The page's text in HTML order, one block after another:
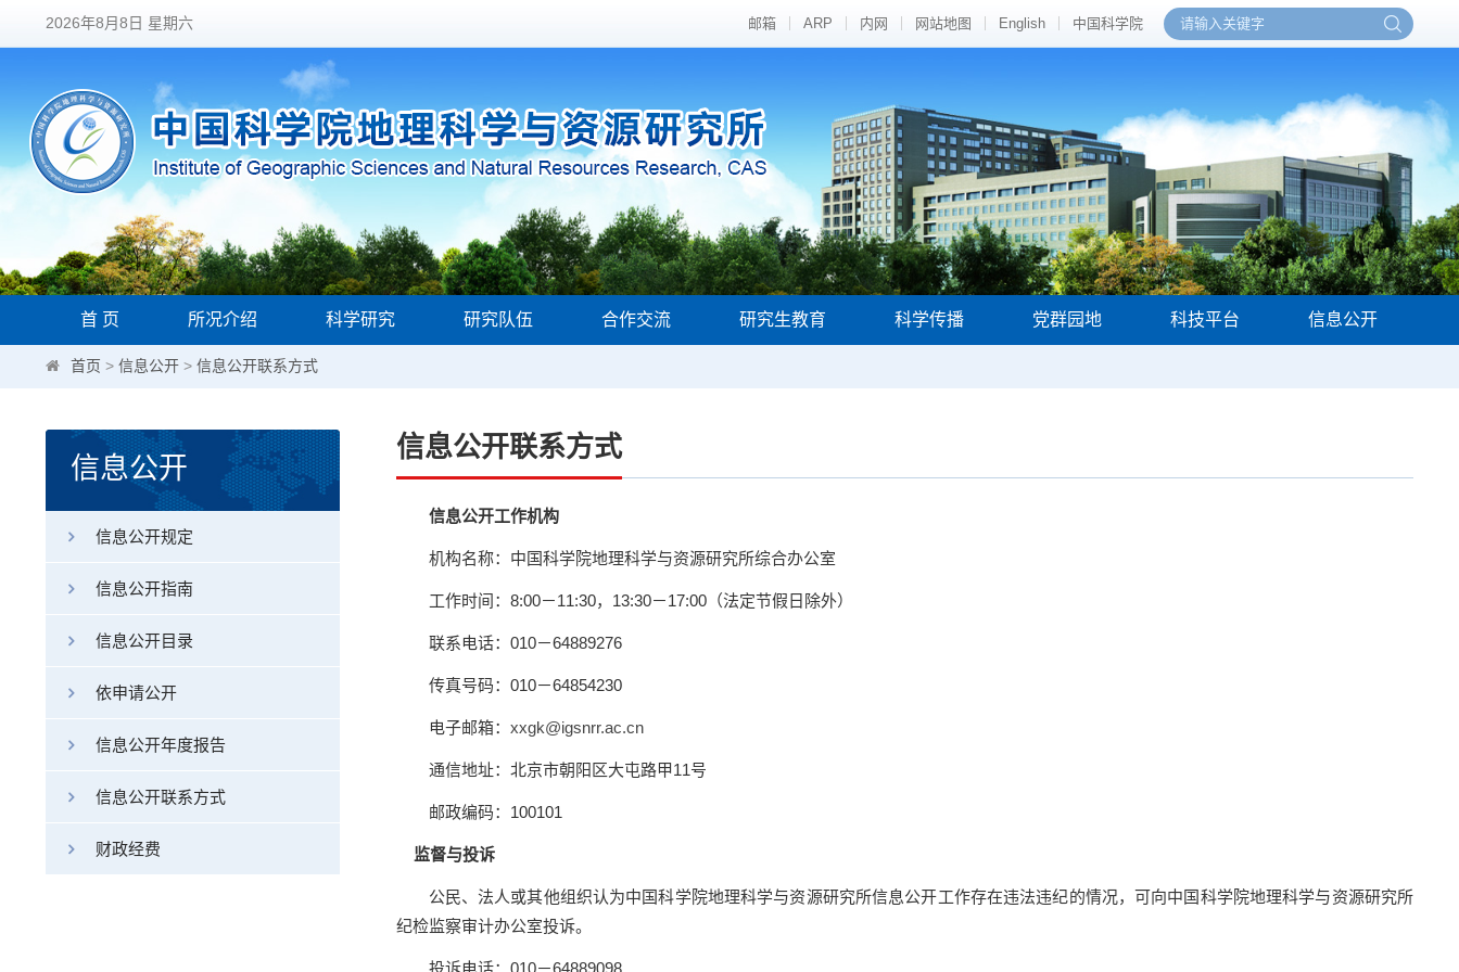
2026年8月8日 星期六 邮箱 ARP 内网 网站地图 English 中国科学院
首 页 所况介绍 科学研究 研究队伍 合作交流 研究生教育 科学传播 党群园地 科技平台 信息公开
首页 > 信息公开 > 信息公开联系方式
信息公开
信息公开规定
信息公开指南
信息公开目录
依申请公开
信息公开年度报告
信息公开联系方式
财政经费
信息公开联系方式
信息公开工作机构
机构名称：中国科学院地理科学与资源研究所综合办公室
工作时间： 8:00－11:30， 13:30－17:00（法定节假日除外）
联系电话： 010－64889276
传真号码： 010－64854230
电子邮箱： xxgk@igsnrr.ac.cn
通信地址：北京市朝阳区大屯路甲11号
邮政编码： 100101
监督与投诉
公民、法人或其他组织认为中国科学院地理科学与资源研究所信息公开工作存在违法违纪的情况，可向中国科学院地理科学与资源研究所
纪检监察审计办公室投诉。
投诉电话： 010－64889098